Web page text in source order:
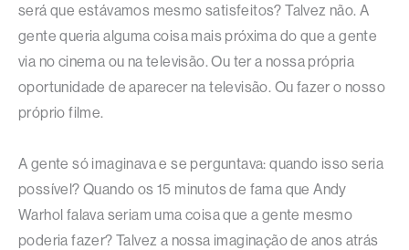
será que estávamos mesmo satisfeitos? Talvez não. A
gente queria alguma coisa mais próxima do que a gente
via no cinema ou na televisão. Ou ter a nossa própria
oportunidade de aparecer na televisão. Ou fazer o nosso
próprio filme.
A gente só imaginava e se perguntava: quando isso seria
possível? Quando os 15 minutos de fama que Andy
Warhol falava seriam uma coisa que a gente mesmo
poderia fazer? Talvez a nossa imaginação de anos atrás